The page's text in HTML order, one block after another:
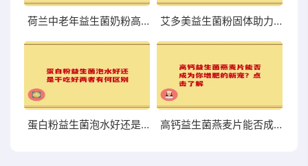
荷兰中老年益生菌奶粉高硒 助力中老年健康的优质选择 艾多美益生菌粉固体助力肠道健康提升的理想选择
蛋白粉益生菌泡水好还是干吃好两者有何区别 高钙益生菌燕麦片能否成为你增肥的新宠？点击了解